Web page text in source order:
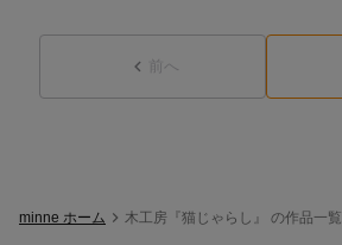
前へ
minne ホーム 木工房『猫じゃらし』 の作品一覧